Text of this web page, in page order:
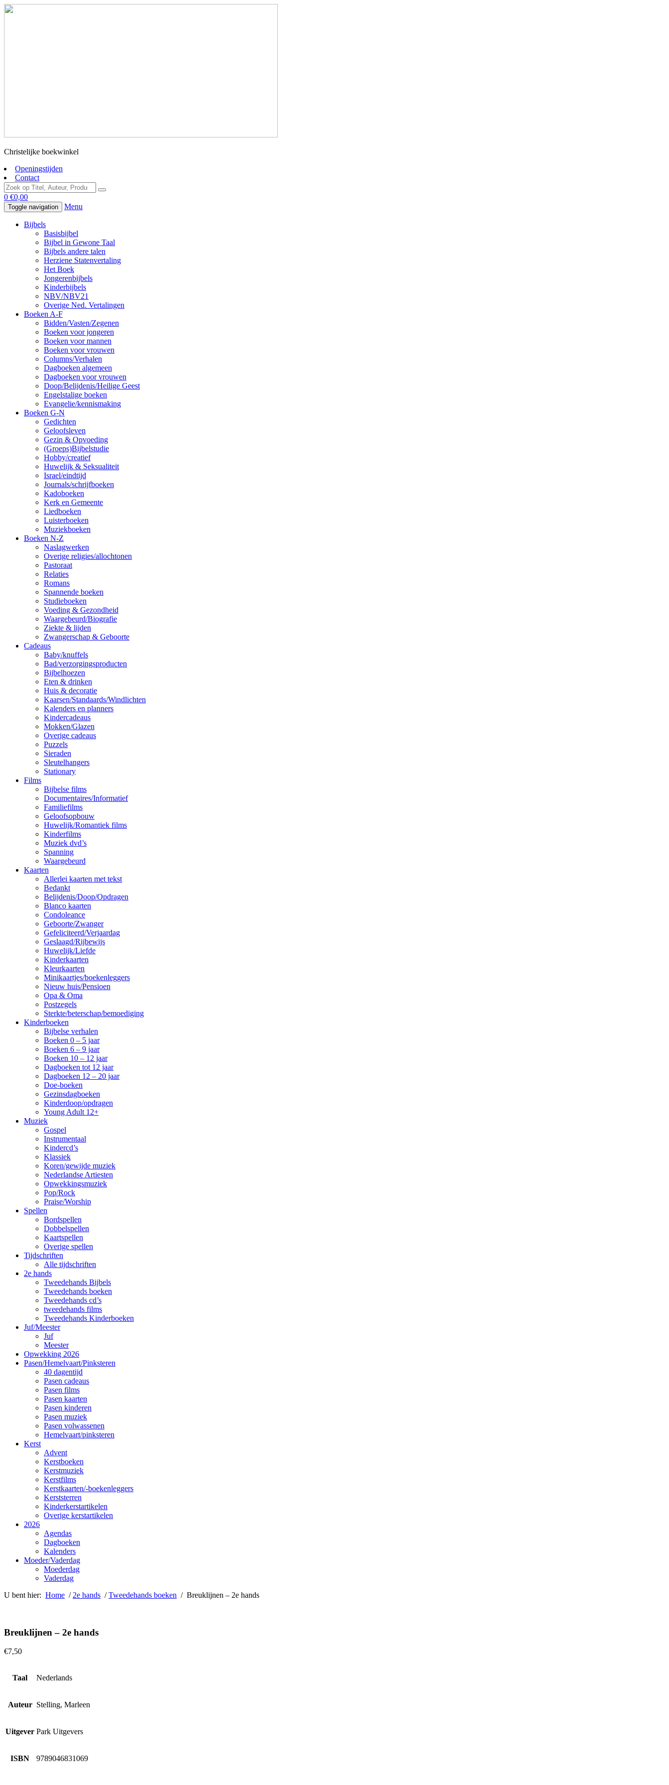
Christelijke boekwinkel
Openingstijden
Contact
0 €0,00
Toggle navigation Menu
Bijbels
Basisbijbel
Bijbel in Gewone Taal
Bijbels andere talen
Herziene Statenvertaling
Het Boek
Jongerenbijbels
Kinderbijbels
NBV/NBV21
Overige Ned. Vertalingen
Boeken A-F
Bidden/Vasten/Zegenen
Boeken voor jongeren
Boeken voor mannen
Boeken voor vrouwen
Columns/Verhalen
Dagboeken algemeen
Dagboeken voor vrouwen
Doop/Belijdenis/Heilige Geest
Engelstalige boeken
Evangelie/kennismaking
Boeken G-N
Gedichten
Geloofsleven
Gezin & Opvoeding
(Groeps)Bijbelstudie
Hobby/creatief
Huwelijk & Seksualiteit
Israel/eindtijd
Journals/schrijfboeken
Kadoboeken
Kerk en Gemeente
Liedboeken
Luisterboeken
Muziekboeken
Boeken N-Z
Naslagwerken
Overige religies/allochtonen
Pastoraat
Relaties
Romans
Spannende boeken
Studieboeken
Voeding & Gezondheid
Waargebeurd/Biografie
Ziekte & lijden
Zwangerschap & Geboorte
Cadeaus
Baby/knuffels
Bad/verzorgingsproducten
Bijbelhoezen
Eten & drinken
Huis & decoratie
Kaarsen/Standaards/Windlichten
Kalenders en planners
Kindercadeaus
Mokken/Glazen
Overige cadeaus
Puzzels
Sieraden
Sleutelhangers
Stationary
Films
Bijbelse films
Documentaires/Informatief
Familiefilms
Geloofsopbouw
Huwelijk/Romantiek films
Kinderfilms
Muziek dvd’s
Spanning
Waargebeurd
Kaarten
Allerlei kaarten met tekst
Bedankt
Belijdenis/Doop/Opdragen
Blanco kaarten
Condoleance
Geboorte/Zwanger
Gefeliciteerd/Verjaardag
Geslaagd/Rijbewijs
Huwelijk/Liefde
Kinderkaarten
Kleurkaarten
Minikaartjes/boekenleggers
Nieuw huis/Pensioen
Opa & Oma
Postzegels
Sterkte/beterschap/bemoediging
Kinderboeken
Bijbelse verhalen
Boeken 0 – 5 jaar
Boeken 6 – 9 jaar
Boeken 10 – 12 jaar
Dagboeken tot 12 jaar
Dagboeken 12 – 20 jaar
Doe-boeken
Gezinsdagboeken
Kinderdoop/opdragen
Young Adult 12+
Muziek
Gospel
Instrumentaal
Kindercd’s
Klassiek
Koren/gewijde muziek
Nederlandse Artiesten
Opwekkingsmuziek
Pop/Rock
Praise/Worship
Spellen
Bordspellen
Dobbelspellen
Kaartspellen
Overige spellen
Tijdschriften
Alle tijdschriften
2e hands
Tweedehands Bijbels
Tweedehands boeken
Tweedehands cd’s
tweedehands films
Tweedehands Kinderboeken
Juf/Meester
Juf
Meester
Opwekking 2026
Pasen/Hemelvaart/Pinksteren
40 dagentijd
Pasen cadeaus
Pasen films
Pasen kaarten
Pasen kinderen
Pasen muziek
Pasen volwassenen
Hemelvaart/pinksteren
Kerst
Advent
Kerstboeken
Kerstmuziek
Kerstfilms
Kerstkaarten/-boekenleggers
Kerststerren
Kinderkerstartikelen
Overige kerstartikelen
2026
Agendas
Dagboeken
Kalenders
Moeder/Vaderdag
Moederdag
Vaderdag
U bent hier: Home / 2e hands /Tweedehands boeken / Breuklijnen – 2e hands
Breuklijnen – 2e hands
€7,50
Taal Nederlands
Auteur Stelling, Marleen
Uitgever Park Uitgevers
ISBN 9789046831069